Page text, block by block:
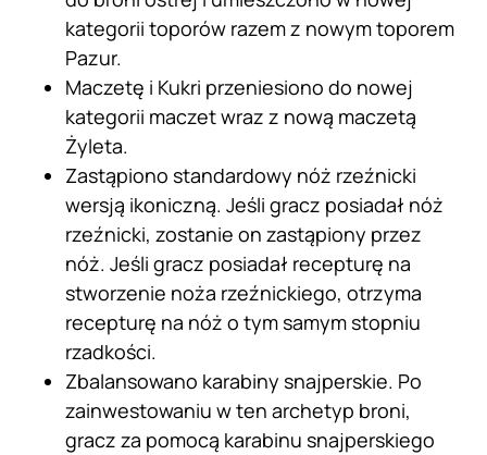
kategorii toporów razem z nowym toporem
Pazur.
Maczetę i Kukri przeniesiono do nowej
kategorii maczet wraz z nową maczetą
Żyleta.
Zastąpiono standardowy nóż rzeźnicki
wersją ikoniczną. Jeśli gracz posiadał nóż
rzeźnicki, zostanie on zastąpiony przez
nóż. Jeśli gracz posiadał recepturę na
stworzenie noża rzeźnickiego, otrzyma
recepturę na nóż o tym samym stopniu
rzadkości.
Zbalansowano karabiny snajperskie. Po
zainwestowaniu w ten archetyp broni,
gracz za pomocą karabinu snajperskiego